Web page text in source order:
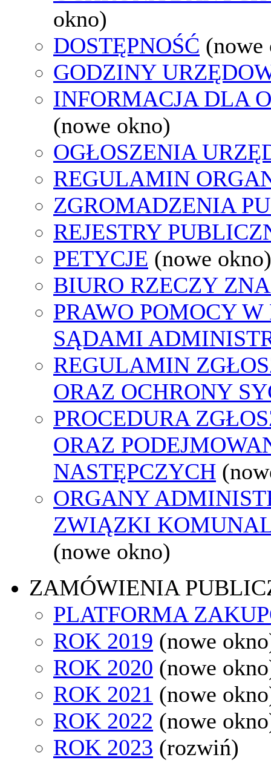
okno)
DOSTĘPNOŚĆ (nowe
GODZINY
INFORMACJA DLA
(nowe okno)
OGŁOSZENIA
REGULAMIN
ZGROMADZENIA
REJESTRY
PETYCJE (nowe okno)
BIURO RZECZY
PRAWO POMOCY
SĄDAMI
REGULAMIN
ORAZ OCHRONY
PROCEDURA
ORAZ
NASTĘPCZYCH
ORGANY
ZWIĄZKI
(nowe okno)
ZAMÓWIENIA
PLATFORMA
ROK 2019 (nowe
ROK 2020 (nowe
ROK 2021 (nowe
ROK 2022 (nowe
ROK 2023 (rozwiń)